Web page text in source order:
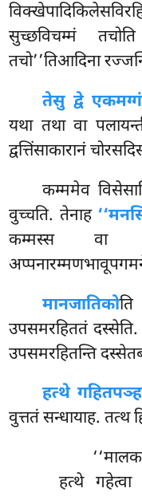
सुच्छविचम्मं
तचो’’तिआदिना
तेसु द्वे
यथा तथा वा
द्वत्तिंसाकारानं
कम्ममेव
वुच्चति. तेनाह
कम्मस्स वा
मानजातिको
उपसमरहिततं दस्सेति.
उपसमरहितन्ति
हत्थे
वुत्ततं सन्धायाह. तत्थ
हत्थे